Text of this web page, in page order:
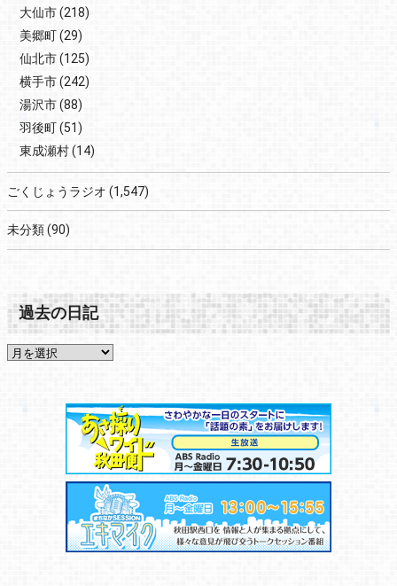
大仙市(218)
美郷町(29)
仙北市(125)
横手市(242)
湯沢市(88)
羽後町(51)
東成瀬村(14)
ごくじょうラジオ (1,547)
未分類(90)
過去の日記